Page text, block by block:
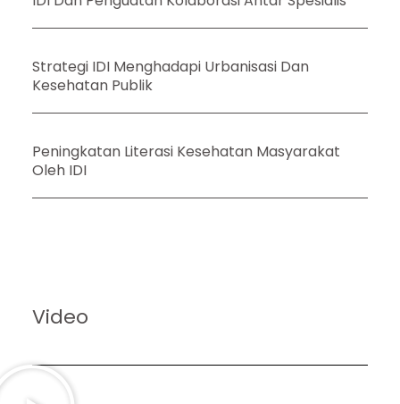
Strategi IDI Menghadapi Urbanisasi Dan
Kesehatan Publik
Peningkatan Literasi Kesehatan Masyarakat
Oleh IDI
Video